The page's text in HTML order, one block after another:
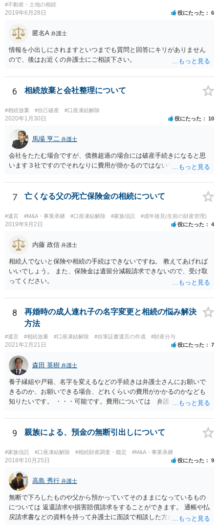
とも十分考えられるかと存じます。また、ご記載いただいた事実関係
を拝見するかぎり、再婚相手のかたは既に相続放棄をされている可能
#不動産・土地の相続
2019年6月28日 役にたった 6
匿名A 弁護士
情報を小出しにされますといつまでも質問と回答にキリがありません
ので、後はお近くの弁護士にご相談下さい。
6 相続放棄と会社整理について
#相続放棄 #自己破産 #口座凍結解除
2020年1月30日 役にたった 10
馬場 亨二 弁護士
会社をたたむ場合ですが、債務超過の場合には破産手続きになると思
います３社ですのでそれなりに費用が掛かるのではないでしょうか。
7 亡くなる父の死亡保険金の相続について
#遺言 #M&A・事業承継 #口座凍結解除 #家族信託 #成年後見(生前の財産管理)
2019年9月2日 役にたった 4
内藤 政信 弁護士
相続人でないと保険や相続の手続はできないですね。 教えてあげれば
いいでしょう。 また、保険金は遺留分減殺請求できないので、受け取
ってください。
8
再婚時の成人連れ子の名字変更と相続の悩み解決
方法
#遺言 #相続放棄 #口座凍結解除 #自筆証書遺言の作成 #財産分与
2021年2月21日 役にたった 7
森田 英樹 弁護士
養子縁組や戸籍、名字を変えるなどの手続きは弁護士さんにお願いで
きるのか、お願いできる場合、どれくらいの費用がかかるのかなども
知りたいです。 ・・・可能です。費用については 弁護士と直接面談
ています。 やはり、成人した子のことまでごちゃごちゃ考えず、自分
の事だけ考えるべきなのでしょうか ・・・お子さんの事をまで含め良
い解決案があればお悩みになるのは当然と言えば当然のことです。 彼
と親子関係を結びたいと思っているが、名字は変えたくない・・・養
子縁組の必要があり 氏も変更することになります。 しかし 彼は成人
しているとは言え、自分の子と私の連れ子、全て平等にしたいと希
望。もちろん私もそうできればと思います。 ・・・婚姻前の契約 あ
るいは 遺言書などで その意思を実現する方法はあります。 弁護
士に相談してみてください。
9 親族による、預金の無断引出しについて
#家族信託 #口座凍結解除 #相続財産調査・鑑定 #M&A・事業承継
2018年10月25日 役にたった 9
高島 秀行 弁護士
無断で下ろしたものや父から預かっていてそのままになっているもの
については 返還請求や損害賠償請求をすることができます。 通帳や払
戻請求書などの資料を持って弁護士に面談で相談した方がよいと思い